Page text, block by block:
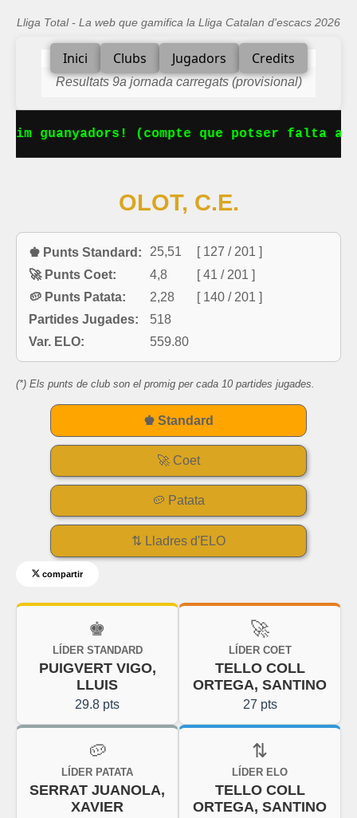
Lliga Total - La web que gamifica la Lliga Catalan d'escacs 2026
Inici Clubs Jugadors Credits
Resultats 9a jornada carregats (provisional)
guanyadors! (compte que potser falta
OLOT, C.E.
♚ Punts Standard: 25,51
[ 127 / 201 ]
🚀 Punts Coet:
4,8
[ 41 / 201 ]
🥔 Punts Patata:
2,28
[ 140 / 201 ]
Partides Jugades:
518
Var. ELO:
559.80
(*) Els punts de club son el promig per cada 10 partides jugades.
♚ Standard
🚀 Coet
🥔 Patata
⇅ Lladres d'ELO
compartir
♚
LÍDER STANDARD
PUIGVERT VIGO,
LLUIS
29.8 pts
🚀
LÍDER COET
TELLO COLL
ORTEGA, SANTINO
27 pts
🥔
LÍDER PATATA
SERRAT JUANOLA,
XAVIER
⇅
LÍDER ELO
TELLO COLL
ORTEGA, SANTINO